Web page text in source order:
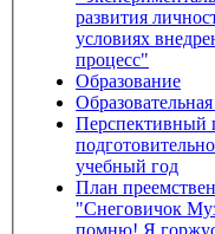
развития
условиях
процесс"
Образование
Перспективный
подготовительной
учебный год
План
"Снеговичок
помню! Я горжусь!"